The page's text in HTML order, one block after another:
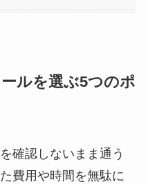
ルを選ぶ5つのポ
確認しないまま通う
費用や時間を無駄に